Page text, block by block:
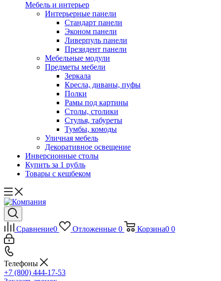
Мебель и интерьер
Интерьерные панели
Стандарт панели
Эконом панели
Ливерпуль панели
Президент панели
Мебельные модули
Предметы мебели
Зеркала
Кресла, диваны, пуфы
Полки
Рамы под картины
Столы, столики
Стулья, табуреты
Тумбы, комоды
Уличная мебель
Декоративное освещение
Инверсионные столы
Купить за 1 рубль
Товары с кешбеком
Сравнение0 Отложенные 0 Корзина0 0
Телефоны
+7 (800) 444-17-53